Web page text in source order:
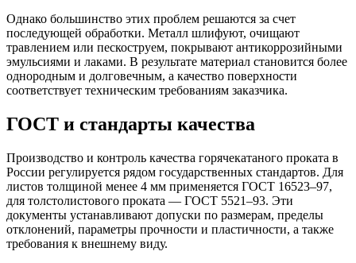
Однако большинство этих проблем решаются за счет
последующей обработки. Металл шлифуют, очищают
травлением или пескоструем, покрывают антикоррозийными
эмульсиями и лаками. В результате материал становится более
однородным и долговечным, а качество поверхности
соответствует техническим требованиям заказчика.
ГОСТ и стандарты качества
Производство и контроль качества горячекатаного проката в
России регулируется рядом государственных стандартов. Для
листов толщиной менее 4 мм применяется ГОСТ 16523–97,
для толстолистового проката — ГОСТ 5521–93. Эти
документы устанавливают допуски по размерам, пределы
отклонений, параметры прочности и пластичности, а также
требования к внешнему виду.